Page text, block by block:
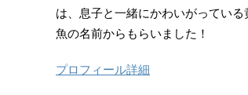
は、息子と一緒にかわいがっている
魚の名前からもらいました！
プロフィール詳細